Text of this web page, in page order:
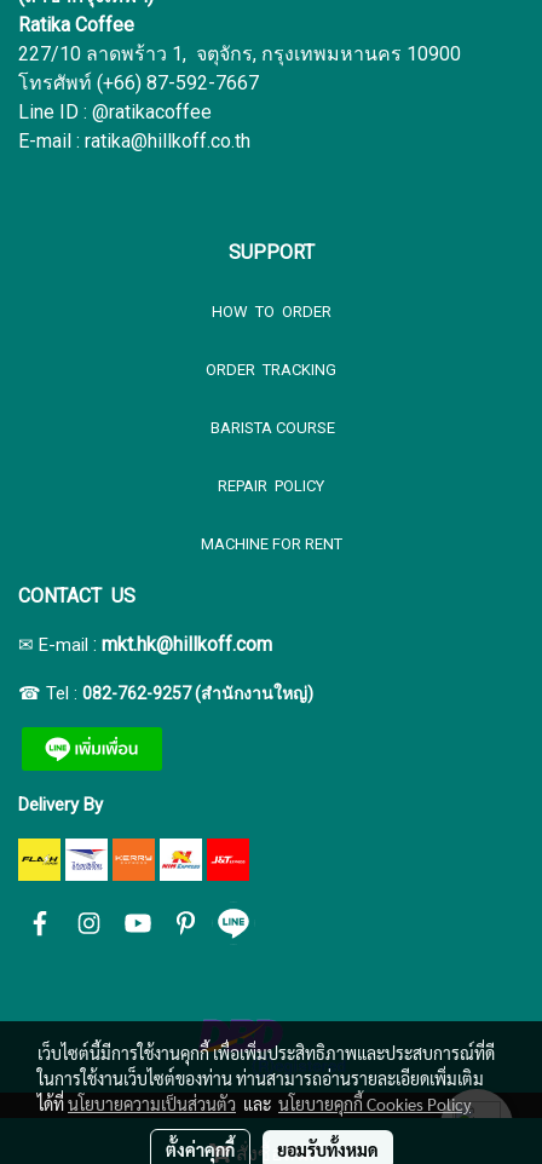
สั่งซื้อสินค้า
Ratika Coffee
227/10 ลาดพร้าว 1, จตุจักร, กรุงเทพมหานคร 10900
โทรศัพท์ (+66) 87-592-7667
Line ID : @ratikacoffee
E-mail : ratika@hillkoff.co.th
SUPPORT
HOW TO ORDER
ORDER TRACKING
BARISTA COURSE
REPAIR POLICY
MACHINE FOR RENT
CONTACT US
✉ E-mail : mkt.hk@hillkoff.com
☎ Tel : 082-762-9257 (สำนักงานใหญ่)
Delivery By
เว็บไซต์นี้มีการใช้งานคุกกี้ เพื่อเพิ่มประสิทธิภาพและประสบการณ์ที่ดี
ในการใช้งานเว็บไซต์ของท่าน ท่านสามารถอ่านรายละเอียดเพิ่มเติม
ได้ที่นโยบายความเป็นส่วนตัว และ นโยบายคุกกี้ Cookies Policy
ตั้งค่าคุกกี้ ยอมรับทั้งหมด